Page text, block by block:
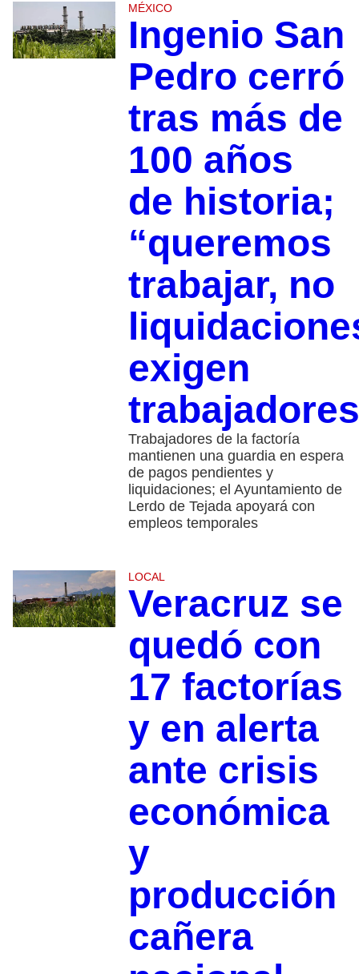
MÉXICO
Ingenio San
Pedro cerró
tras más de
100 años
de historia;
“queremos
trabajar, no
exigen
trabajadores
Trabajadores de la factoría
mantienen una guardia en espera
de pagos pendientes y
liquidaciones; el Ayuntamiento de
Lerdo de Tejada apoyará con
empleos temporales
LOCAL
Veracruz se
quedó con
17 factorías
y en alerta
ante crisis
económica
y
producción
cañera